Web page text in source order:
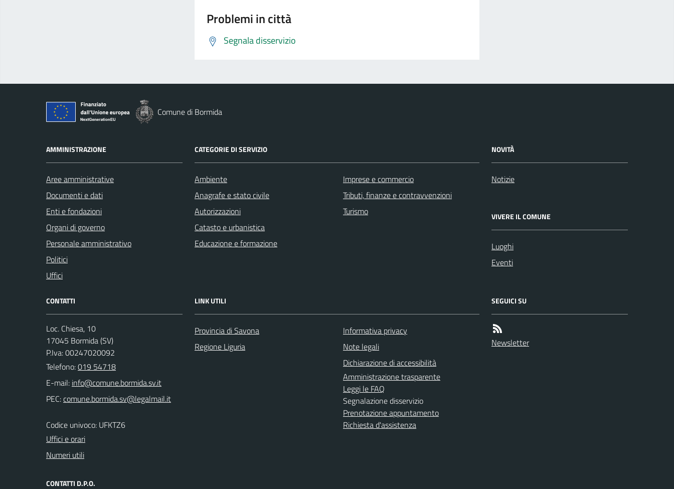
Problemi in città
Segnala disservizio
Comune di Bormida
AMMINISTRAZIONE
Aree amministrative
Documenti e dati
Enti e fondazioni
Organi di governo
Personale amministrativo
Politici
Uffici
CATEGORIE DI SERVIZIO
Ambiente
Anagrafe e stato civile
Autorizzazioni
Catasto e urbanistica
Educazione e formazione
Imprese e commercio
Tributi, finanze e contravvenzioni
Turismo
NOVITÀ
Notizie
VIVERE IL COMUNE
Luoghi
Eventi
CONTATTI
Loc. Chiesa, 10
17045 Bormida (SV)
P.Iva: 00247020092
Telefono:019 54718
E-mail:
PEC:
Codice univoco: UFKTZ6
Uffici e orari
Numeri utili
CONTATTI D.P.O.
LINK UTILI
Provincia di Savona
Regione Liguria
Informativa privacy
Note legali
Dichiarazione di accessibilità
Amministrazione trasparente
Leggi le FAQ
Segnalazione disservizio
Prenotazione appuntamento
Richiesta d'assistenza
SEGUICI SU
Newsletter